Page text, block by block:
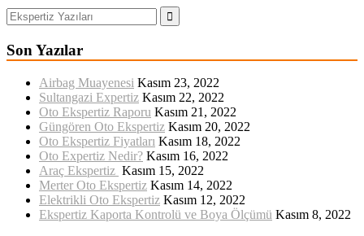
Son Yazılar
Airbag Muayenesi Kasım 23, 2022
Sultangazi Expertiz Kasım 22, 2022
Oto Ekspertiz Raporu Kasım 21, 2022
Güngören Oto Ekspertiz Kasım 20, 2022
Oto Ekspertiz Fiyatları Kasım 18, 2022
Oto Expertiz Nedir? Kasım 16, 2022
Araç Ekspertiz Kasım 15, 2022
Merter Oto Ekspertiz Kasım 14, 2022
Elektrikli Oto Ekspertiz Kasım 12, 2022
Ekspertiz Kaporta Kontrolü ve Boya Ölçümü Kasım 8, 2022